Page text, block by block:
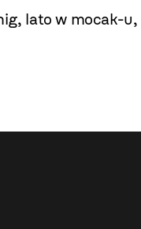
, lato w mocak-u,